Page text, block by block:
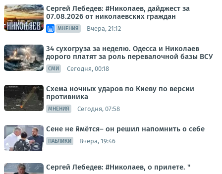
Сергей Лебедев: #Николаев, дайджест за
07.08.2026 от николаевских граждан
МНЕНИЯ Вчера, 21:12
34 сухогруза за неделю. Одесса и Николаев
дорого платят за роль перевалочной базы ВСУ
СМИ Сегодня, 00:18
Схема ночных ударов по Киеву по версии
противника
МНЕНИЯ Сегодня, 07:58
Сене не ймётся– он решил напомнить о себе
ПАБЛИКИ Вчера, 19:46
Сергей Лебедев: #Николаев, о прилете. "